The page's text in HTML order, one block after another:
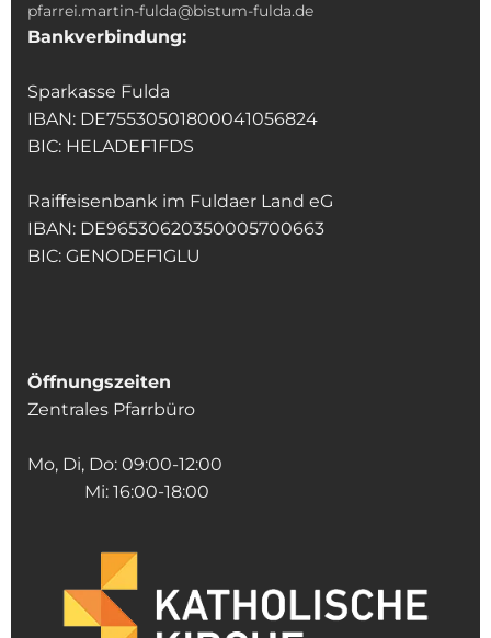
pfarrei.martin-fulda@bistum-fulda.de
Bankverbindung:
Sparkasse Fulda
IBAN: DE75530501800041056824
BIC: HELADEF1FDS
Raiffeisenbank im Fuldaer Land eG
IBAN: DE96530620350005700663
BIC: GENODEF1GLU
Öffnungszeiten
Zentrales Pfarrbüro
Mo, Di, Do: 09:00-12:00
Mi: 16:00-18:00